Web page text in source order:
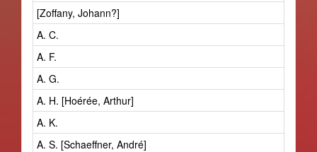
[Zoffany, Johann?]
A. C.
A. F.
A. G.
A. H. [Hoérée, Arthur]
A. K.
A. S. [Schaeffner, André]